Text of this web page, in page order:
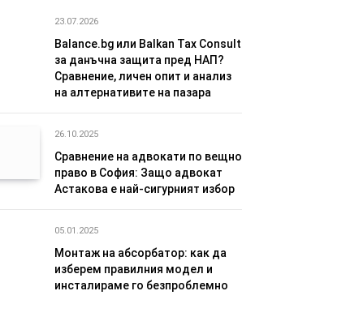
23.07.2026
Balance.bg или Balkan Tax Consult
за данъчна защита пред НАП?
Сравнение, личен опит и анализ
на алтернативите на пазара
26.10.2025
Сравнение на адвокати по вещно
право в София: Защо адвокат
Астакова е най-сигурният избор
05.01.2025
Монтаж на абсорбатор: как да
изберем правилния модел и
инсталираме го безпроблемно